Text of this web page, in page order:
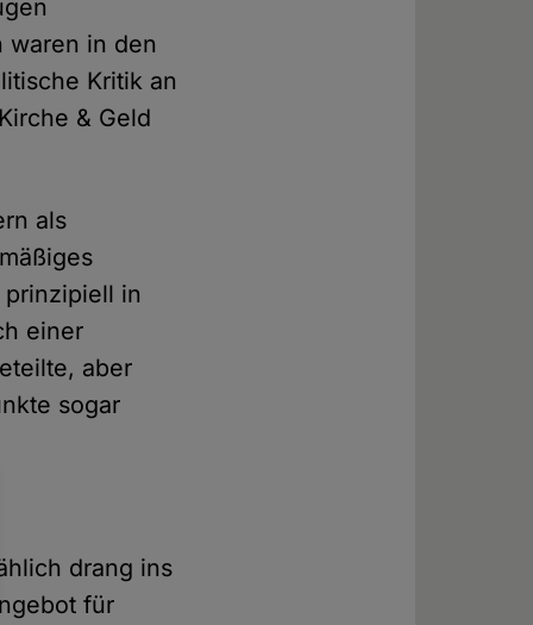
waren in den
Kritik an
& Geld
als
in
einer
aber
sogar
drang ins
für